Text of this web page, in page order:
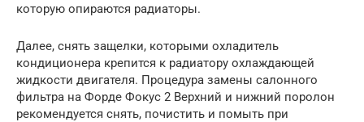
которую опираются радиаторы.
Далее, снять защелки, которыми охладитель
кондиционера крепится к радиатору охлаждающей
жидкости двигателя. Процедура замены салонного
фильтра на Форде Фокус 2 Верхний и нижний поролон
рекомендуется снять, почистить и помыть при